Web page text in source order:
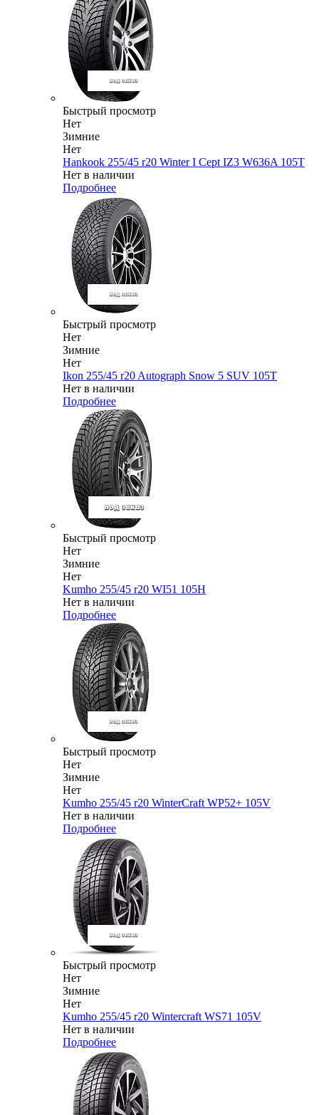
Быстрый просмотр
Нет
Зимние
Нет
Hankook 255/45 r20 Winter I Cept IZ3 W636A 105T
Нет в наличии
Подробнее
Быстрый просмотр
Нет
Зимние
Нет
Ikon 255/45 r20 Autograph Snow 5 SUV 105T
Нет в наличии
Подробнее
Быстрый просмотр
Нет
Зимние
Нет
Kumho 255/45 r20 WI51 105H
Нет в наличии
Подробнее
Быстрый просмотр
Нет
Зимние
Нет
Kumho 255/45 r20 WinterCraft WP52+ 105V
Нет в наличии
Подробнее
Быстрый просмотр
Нет
Зимние
Нет
Kumho 255/45 r20 Wintercraft WS71 105V
Нет в наличии
Подробнее